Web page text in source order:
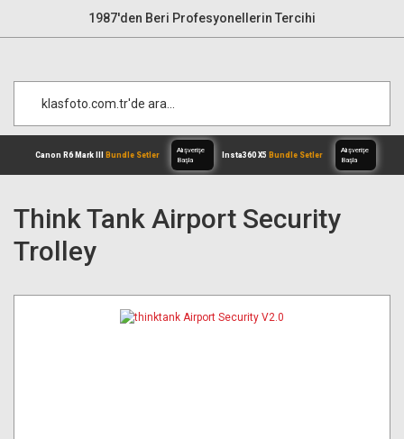
1987'den Beri Profesyonellerin Tercihi
Canon R6 Mark III
Think Tank Airport Security
Trolley